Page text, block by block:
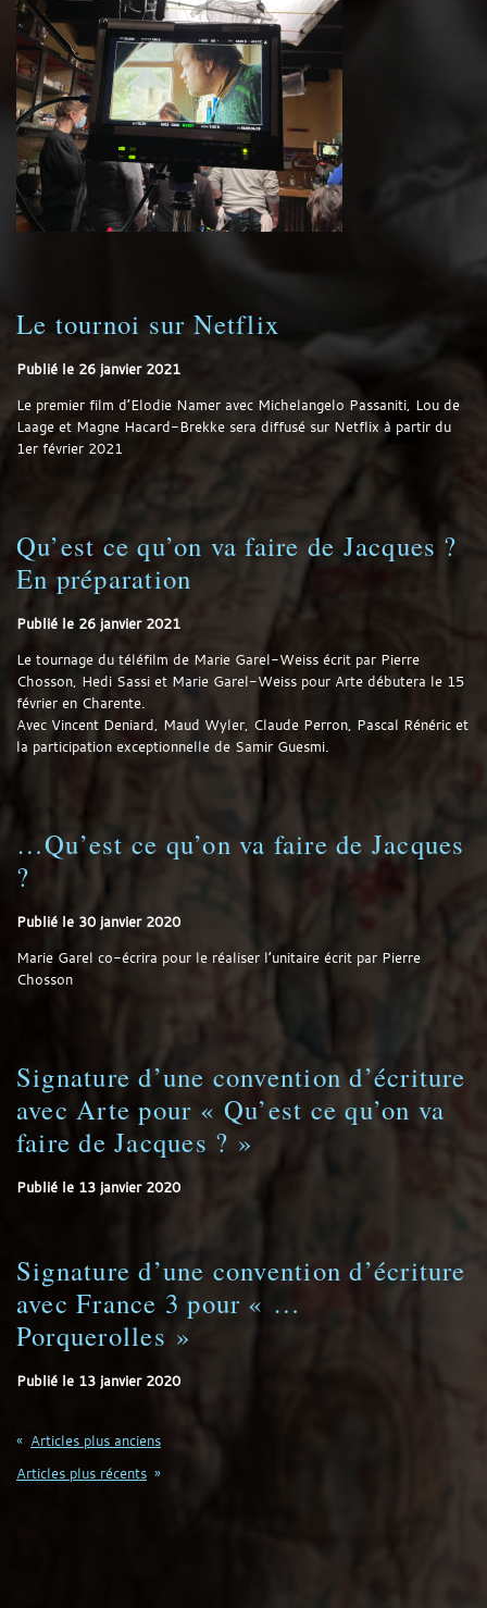
Le tournoi sur Netflix
Publié le 26 janvier 2021
Le premier film d’Elodie Namer avec Michelangelo Passaniti, Lou de
Laage et Magne Hacard-Brekke sera diffusé sur Netflix à partir du
1er février 2021
Qu’est ce qu’on va faire de Jacques ?
En préparation
Publié le 26 janvier 2021
Le tournage du téléfilm de Marie Garel-Weiss écrit par Pierre
Chosson, Hedi Sassi et Marie Garel-Weiss pour Arte débutera le 15
février en Charente.
Avec Vincent Deniard, Maud Wyler, Claude Perron, Pascal Rénéric et
la participation exceptionnelle de Samir Guesmi.
…Qu’est ce qu’on va faire de Jacques
?
Publié le 30 janvier 2020
Marie Garel co-écrira pour le réaliser l’unitaire écrit par Pierre
Chosson
Signature d’une convention d’écriture
avec Arte pour « Qu’est ce qu’on va
faire de Jacques ? »
Publié le 13 janvier 2020
Signature d’une convention d’écriture
avec France 3 pour « …
Porquerolles »
Publié le 13 janvier 2020
Navigation
articles
Articles plus anciens
Articles plus récents